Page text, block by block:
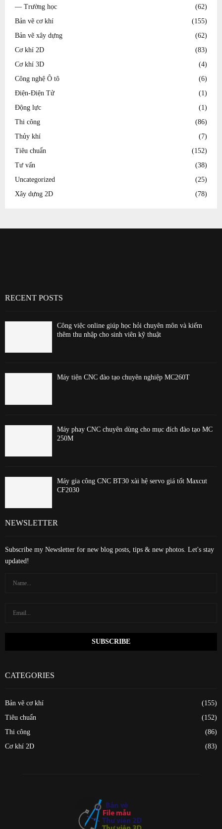
— Trường học
(62)
Bản vẽ cơ khí
(155)
Bản vẽ xây dựng
(62)
Cơ khí 2D
(83)
Cơ khí 3D
(4)
Công nghệ Ô tô
(6)
Điện-Điện Tử
(1)
Động lực
(1)
Thi công
(86)
Thủy khí
(7)
Tiêu chuẩn
(152)
Tư vấn
(38)
Uncategorized
(25)
Xây dựng 2D
(78)
RECENT POSTS
Công việc online giúp học hỏi chuyên môn và kiếm
thêm thu nhập cho sinh viên kỹ thuật
Máy tiện CNC đào tạo chuyên nghiệp MC260T
Máy phay CNC chuyên dùng cho mục đích đào tạo MC
250M
Máy gia công CNC BT30 xài hệ servo giá tốt Maxcut
CF2030
NEWSLETTER
Subscribe my Newsletter for new blog posts, tips & new photos. Let's stay
updated!
CATEGORIES
Bản vẽ cơ khí
(155)
Tiêu chuẩn
(152)
Thi công
(86)
Cơ khí 2D
(83)